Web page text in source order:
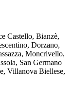
Castello, Bianzè,
Dorzano,
Moncrivello,
San Germano
Villanova Biellese,